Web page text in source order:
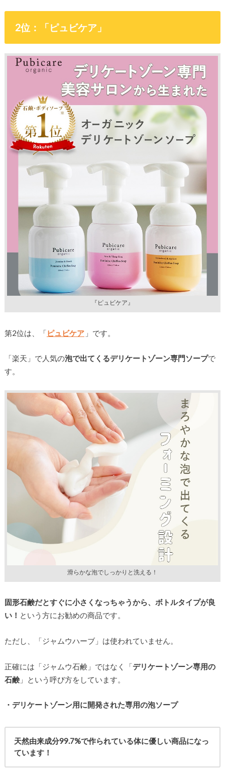
2位：「ピュビケア」
『ピュビケア』
第2位は、「ピュビケア 」です。
「楽天」で人気の泡で出てくるデリケートゾーン専門ソープで
す。
滑らかな泡でしっかりと洗える！
固形石鹸だとすぐに小さくなっちゃうから、ボトルタイプが良
い！ という方にお勧めの商品です。
ただし、「ジャムウハーブ」は使われていません。
正確には「ジャムウ石鹸」ではなく「デリケートゾーン専用の
石鹸」という呼び方をしています。
・デリケートゾーン用に開発された専用の泡ソープ
天然由来成分99.7%で作られている体に優しい商品になっ
ています！